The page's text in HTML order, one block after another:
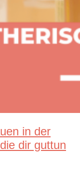
in der
dir guttun